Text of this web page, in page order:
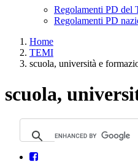
Regolamenti PD del
Regolamenti PD
Home
TEMI
scuola, università e
scuola,